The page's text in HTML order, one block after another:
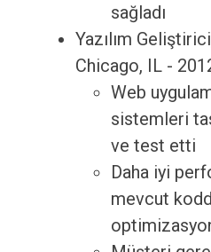
sağladı
Yazılım
Chicago, IL -
Web
sistemleri
ve test etti
Daha iyi
mevcut